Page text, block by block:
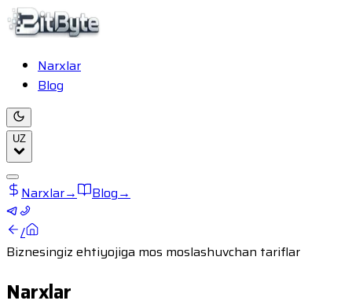
Narxlar
Blog
UZ
Narxlar→ Blog→
/
Biznesingiz ehtiyojiga mos moslashuvchan tariflar
Narxlar